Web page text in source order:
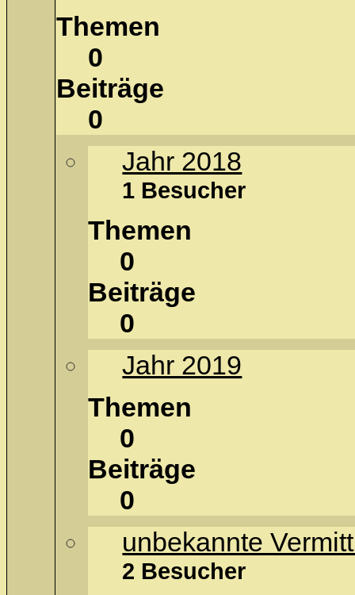
Themen
0
Beiträge
0
Jahr 2018
1 Besucher
Themen
0
Beiträge
0
Jahr 2019
Themen
0
Beiträge
0
unbekannte
2 Besucher